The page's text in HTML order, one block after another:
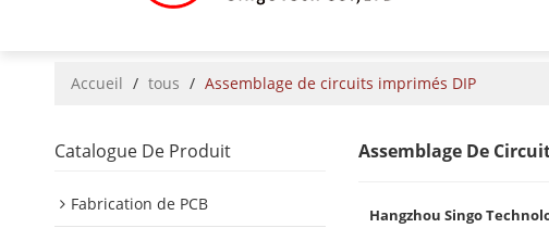
Accueil / tous / Assemblage de circuits imprimés DIP
Catalogue De Produit
Fabrication de PCB
Assemblage De
Hangzhou Singo